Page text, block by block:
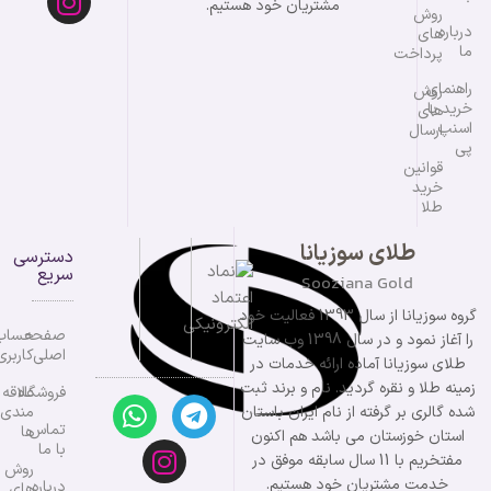
درباره
ما
راهنمای
خرید با
اسنپ
پی
روش
های
پرداخت
روش
های
ارسال
قوانین
خرید
طلا
مشتریان خود هستیم.
طلای سوزیانا
Sooziana Gold
گروه سوزیانا از سال 1393 فعالیت خود
را آغاز نمود و در سال 1398 وب سایت
طلای سوزیانا آماده ارائه خدمات در
زمینه طلا و نقره گردید. نام و برند ثبت
شده گالری بر گرفته از نام ایران باستان
استان خوزستان می باشد هم اکنون
مفتخریم با 11 سال سابقه موفق در
خدمت مشتریان خود هستیم.
دسترسی
سریع
صفحه
اصلی
فروشگاه
تماس
با ما
علاقه
مندی
ها
روش